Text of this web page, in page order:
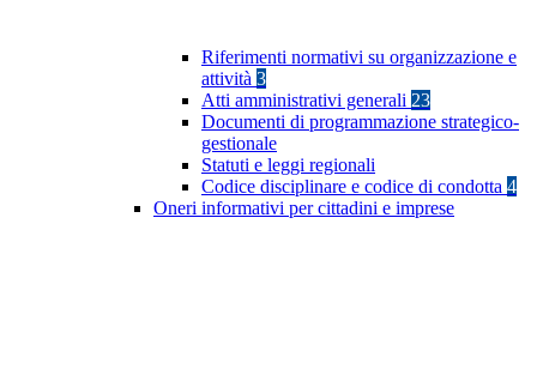
Riferimenti normativi su organizzazione e
attività 3
Atti amministrativi generali 23
Documenti di programmazione strategico-
gestionale
Statuti e leggi regionali
Codice disciplinare e codice di condotta 4
Oneri informativi per cittadini e imprese